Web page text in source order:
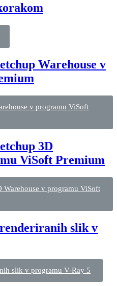
Warehouse v
v programu ViSoft
3D
ViSoft Premium
v programu ViSoft
slik v
slik v programu V-Ray 5